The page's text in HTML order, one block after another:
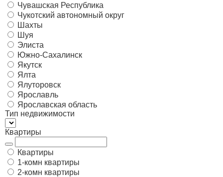
Чувашская Республика
Чукотский автономный округ
Шахты
Шуя
Элиста
Южно-Сахалинск
Якутск
Ялта
Ялуторовск
Ярославль
Ярославская область
Тип недвижимости
Квартиры
Квартиры
1-комн квартиры
2-комн квартиры